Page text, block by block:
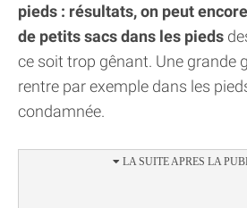
pieds : résultats, on peut
de petits sacs dans les pieds
ce soit trop gênant. Une grande
rentre par exemple dans les
condamnée.